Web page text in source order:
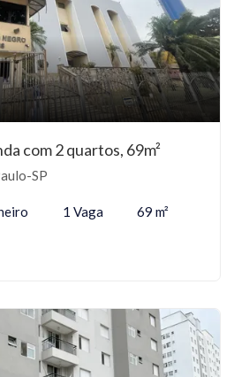
com 2 quartos, 69m²
SP
1 Vaga 69 m²